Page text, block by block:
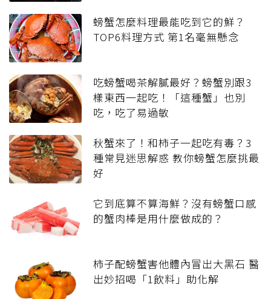
螃蟹怎麼料理最能吃到它的鮮？
TOP6料理方式 第1名毫無懸念
吃螃蟹喝茶解膩最好？螃蟹別跟3
樣東西一起吃！「這種蟹」也別
吃，吃了易過敏
秋蟹來了！和柿子一起吃有毒？3
種常見迷思解惑 教你螃蟹怎麼挑最
好
它到底算不算海鮮？沒有螃蟹口感
的蟹肉棒是用什麼做成的？
柿子配螃蟹害他體內冒出大黑石 醫
出妙招喝「1飲料」助化解